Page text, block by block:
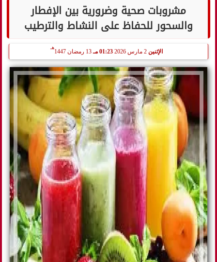
مشروبات صحية وضرورية بين الإفطار
والسحور للحفاظ على النشاط والترطيب
الإثنين 01:23 مـ 13 رمضان 1447
هـ